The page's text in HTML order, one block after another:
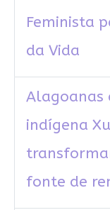
Feminista
da Vida
Alagoanas
indígena
fonte de